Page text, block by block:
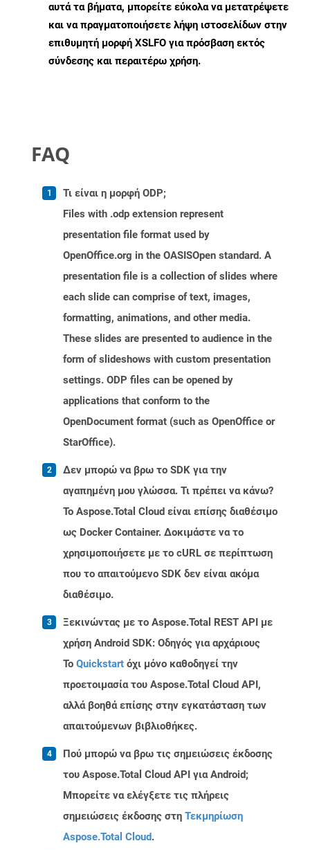
αυτά τα βήματα, μπορείτε εύκολα να μετατρέψετε
και να πραγματοποιήσετε λήψη ιστοσελίδων στην
επιθυμητή μορφή XSLFO για πρόσβαση εκτός
σύνδεσης και περαιτέρω χρήση.
FAQ
Τι είναι η μορφή ODP;
Files with .odp extension represent
presentation file format used by
OpenOffice.org in the OASISOpen standard. A
presentation file is a collection of slides where
each slide can comprise of text, images,
formatting, animations, and other media.
These slides are presented to audience in the
form of slideshows with custom presentation
settings. ODP files can be opened by
applications that conform to the
OpenDocument format (such as OpenOffice or
StarOffice).
Δεν μπορώ να βρω το SDK για την
αγαπημένη μου γλώσσα. Τι πρέπει να κάνω?
Το Aspose.Total Cloud είναι επίσης διαθέσιμο
ως Docker Container. Δοκιμάστε να το
χρησιμοποιήσετε με το cURL σε περίπτωση
που το απαιτούμενο SDK δεν είναι ακόμα
διαθέσιμο.
Ξεκινώντας με το Aspose.Total REST API με
χρήση Android SDK: Οδηγός για αρχάριους
Το Quickstart όχι μόνο καθοδηγεί την
προετοιμασία του Aspose.Total Cloud API,
αλλά βοηθά επίσης στην εγκατάσταση των
απαιτούμενων βιβλιοθήκες.
Πού μπορώ να βρω τις σημειώσεις έκδοσης
του Aspose.Total Cloud API για Android;
Μπορείτε να ελέγξετε τις πλήρεις
σημειώσεις έκδοσης στη Τεκμηρίωση
Aspose.Total Cloud.